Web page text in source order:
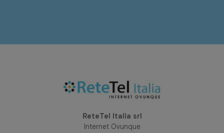
ReteTel Italia srl
Internet Ovunque